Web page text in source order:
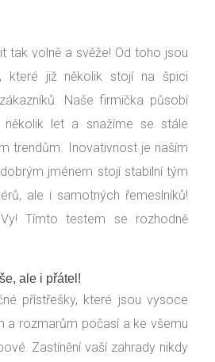
tak volně a svěže! Od toho jsou
které již několik stojí na špici
Naše firmička působí
let a snažíme se stále
trendům. Inovativnost je naším
jménem stojí stabilní tým
ale i samotných řemeslníků!
Tímto testem se rozhodně
ale i přátel!
přístřešky, které jsou vysoce
a rozmarům počasí a ke všemu
Zastínění vaší zahrady nikdy